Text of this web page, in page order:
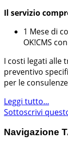
Il servizio
1 Mese di
OK!CMS
I costi legati alle
preventivo
per le
Leggi tutto...
Sottoscrivi
Navigazione